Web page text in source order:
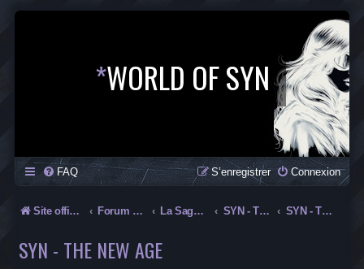
*WORLD OF SYN
FAQ Connexion
S’enregistrer
Site officiel Forum officiel de la Saga SYN La Saga SYN SYN - The New Age SYN - The New Age
SYN - THE NEW AGE